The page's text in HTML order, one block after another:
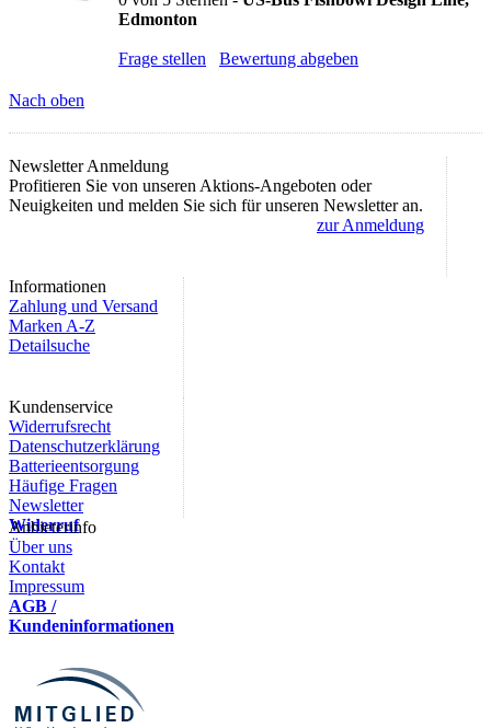
Edmonton
Frage stellen Bewertung abgeben
Nach oben
Newsletter Anmeldung
Profitieren Sie von unseren Aktions-Angeboten oder
Neuigkeiten und melden Sie sich für unseren Newsletter an.
zur Anmeldung
Informationen
Zahlung und Versand
Marken A-Z
Detailsuche
Kundenservice
Widerrufsrecht
Datenschutzerklärung
Batterieentsorgung
Häufige Fragen
Newsletter
Widerruf
Anbieterinfo
Über uns
Kontakt
Impressum
AGB /
Kundeninformationen